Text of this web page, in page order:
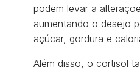
podem levar a
aumentando o desejo
açúcar, gordura e
Além disso, o cortisol